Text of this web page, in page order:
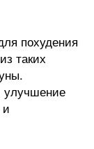
похудения
таких
и